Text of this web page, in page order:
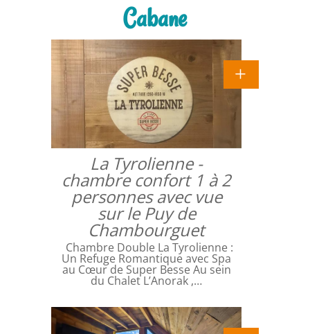
Cabane
La Tyrolienne -
chambre confort 1 à 2
personnes avec vue
sur le Puy de
Chambourguet
Chambre Double La Tyrolienne :
Un Refuge Romantique avec Spa
au Cœur de Super Besse Au sein
du Chalet L’Anorak ,…